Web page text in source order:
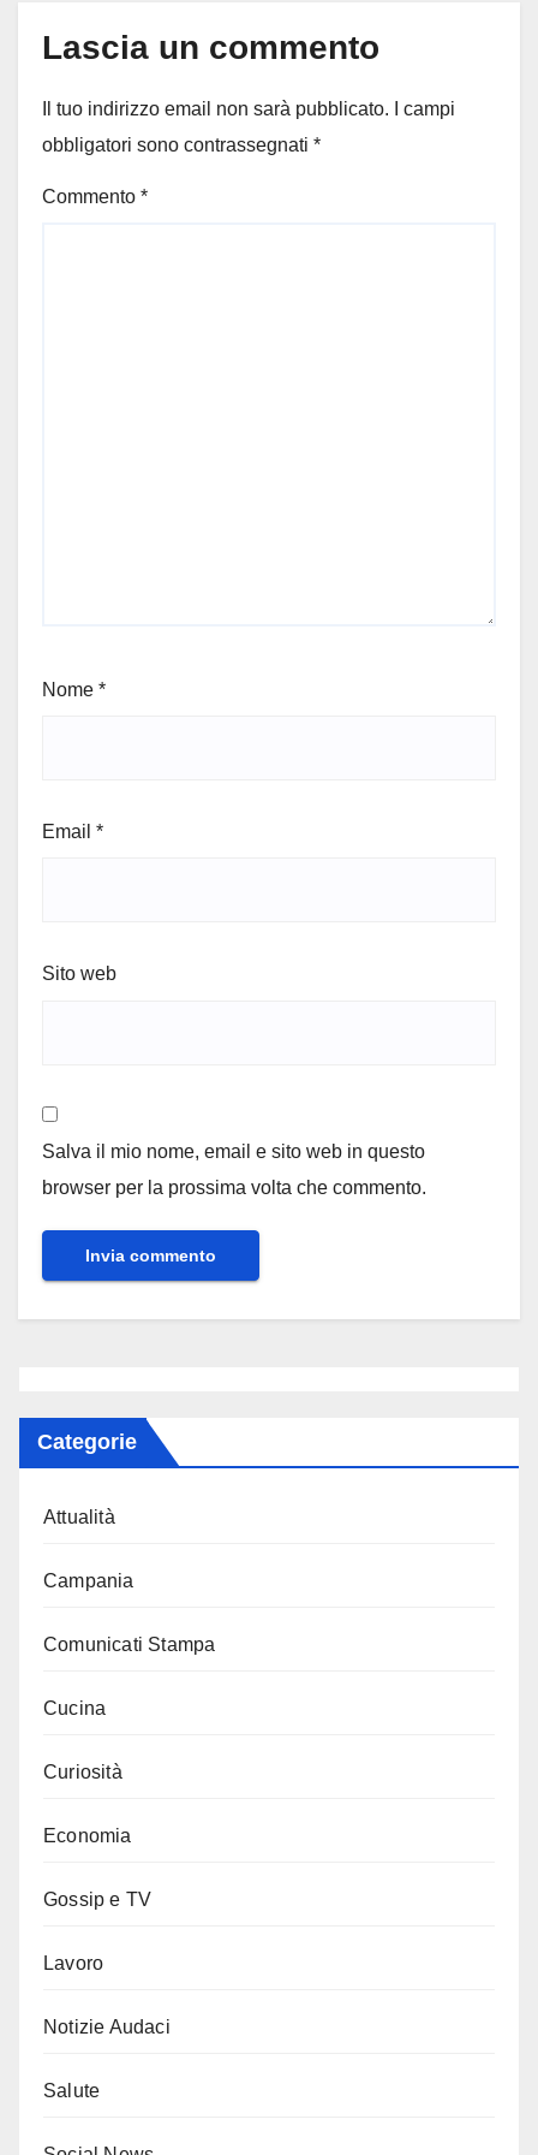
Lascia un commento
Il tuo indirizzo email non sarà pubblicato.
I campi
obbligatori sono contrassegnati *
Commento *
Nome *
Email *
Sito web
Salva il mio nome, email e sito web in questo
browser per la prossima volta che commento.
Categorie
Attualità
Campania
Comunicati Stampa
Cucina
Curiosità
Economia
Gossip e TV
Lavoro
Notizie Audaci
Salute